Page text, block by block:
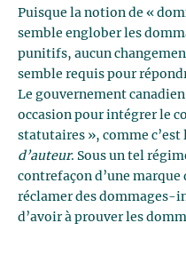
Puisque la notion de «
semble englober les
punitifs, aucun
semble requis pour
Le gouvernement
occasion pour intégrer le
statutaires », comme c’est
d’auteur. Sous un tel
contrefaçon d’une
réclamer des dommages-
d’avoir à prouver les